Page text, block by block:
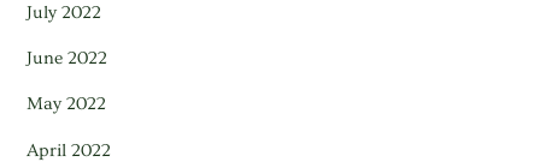
July 2022
June 2022
May 2022
April 2022